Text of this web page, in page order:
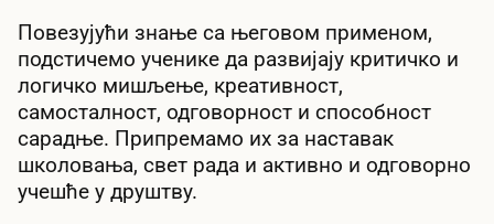
Повезујући знање са његовом применом,
подстичемо ученике да развијају критичко и
логичко мишљење, креативност,
самосталност, одговорност и способност
сарадње. Припремамо их за наставак
школовања, свет рада и активно и одговорно
учешће у друштву.